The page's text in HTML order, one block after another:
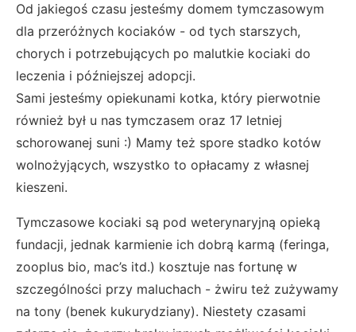
Od jakiegoś czasu jesteśmy domem tymczasowym
dla przeróżnych kociaków - od tych starszych,
chorych i potrzebujących po malutkie kociaki do
leczenia i późniejszej adopcji.
Sami jesteśmy opiekunami kotka, który pierwotnie
również był u nas tymczasem oraz 17 letniej
schorowanej suni :) Mamy też spore stadko kotów
wolnożyjących, wszystko to opłacamy z własnej
kieszeni.
Tymczasowe kociaki są pod weterynaryjną opieką
fundacji, jednak karmienie ich dobrą karmą (feringa,
zooplus bio, mac’s itd.) kosztuje nas fortunę w
szczególności przy maluchach - żwiru też zużywamy
na tony (benek kukurydziany). Niestety czasami